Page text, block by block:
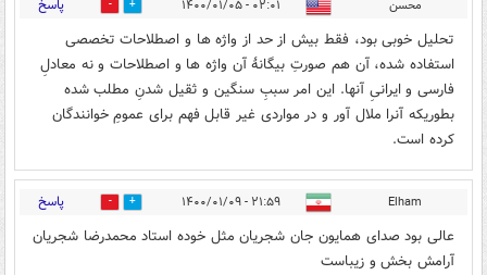
محسن ۰۲:۰۱ - ۱۴۰۰/۰۱/۰۵ 4 پاسخ
تحلیل خوبی بود، فقط بیش از حد از واژه ها و اصطلاحات تخصصی
استفاده شده، آن هم صورتِ بیگانۀ آن واژه ها و اصطلاحات و نه معادلِ
فارسی و ایرانیِ آنها. این امر سببِ سنگین و ثقیل شدنِ مطلب شده
بطوریکه آنرا ملال آور و در مواردی غیر قابل فهم برای عمومِ خوانندگان
کرده است.
Elham ۲۱:۵۹ - ۱۴۰۰/۰۱/۰۹ 1 پاسخ
عالی بود صدای همایون جان شجریان مثل خوده استاد محمدرضا شجریان
آرامش بخش و زیباست